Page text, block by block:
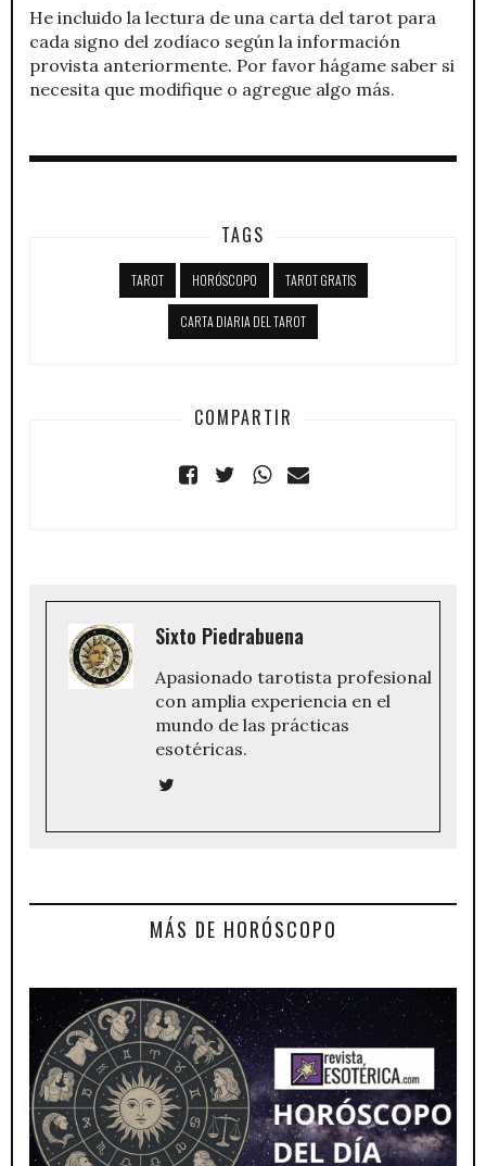
He incluido la lectura de una carta del tarot para
cada signo del zodíaco según la información
provista anteriormente. Por favor hágame saber si
necesita que modifique o agregue algo más.
TAGS
TAROT HORÓSCOPO TAROT GRATIS
CARTA DIARIA DEL TAROT
COMPARTIR
Sixto Piedrabuena
Apasionado tarotista profesional
con amplia experiencia en el
mundo de las prácticas
esotéricas.
MÁS DE HORÓSCOPO